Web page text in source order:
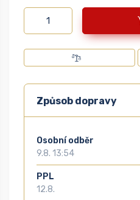
Způsob dopravy
Osobní odběr
9.8. 13:54
PPL
12.8.